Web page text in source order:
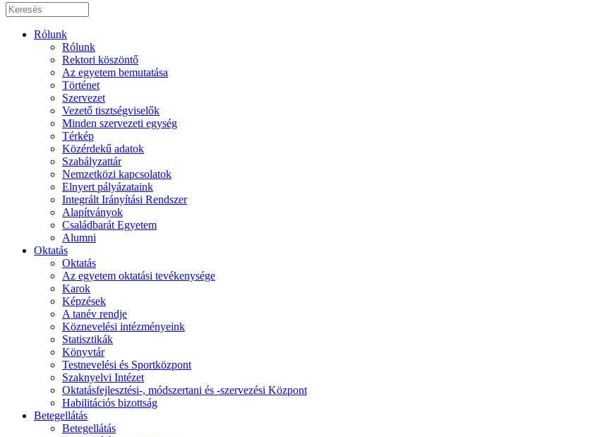
Rólunk
Rólunk
Rektori köszöntő
Az egyetem bemutatása
Történet
Szervezet
Vezető tisztségviselők
Minden szervezeti egység
Térkép
Közérdekű adatok
Szabályzattár
Nemzetközi kapcsolatok
Elnyert pályázataink
Integrált Irányítási Rendszer
Alapítványok
Családbarát Egyetem
Alumni
Oktatás
Oktatás
Az egyetem oktatási tevékenysége
Karok
Képzések
A tanév rendje
Köznevelési intézményeink
Statisztikák
Könyvtár
Testnevelési és Sportközpont
Szaknyelvi Intézet
Oktatásfejlesztési-, módszertani és -szervezési Központ
Habilitációs bizottság
Betegellátás
Betegellátás